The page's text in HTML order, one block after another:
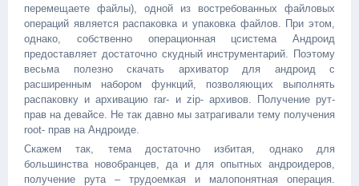
перемещаете файлы), одной из востребованных файловых
операций является распаковка и упаковка файлов. При этом,
однако, собственно операционная цсистема Андроид
предоставляет достаточно скудный инструментарий. Поэтому
весьма полезно скачать архиватор для андроид с
расширенным набором функций, позволяющих выполнять
распаковку и архивацию rar- и zip- архивов. Получение рут-
прав на девайсе. Не так давно мы затрагивали тему получения
root- прав на Андроиде.
Скажем так, тема достаточно избитая, однако для
большинства новобранцев, да и для опытных андроидеров,
получение рута – трудоемкая и малопонятная операция.